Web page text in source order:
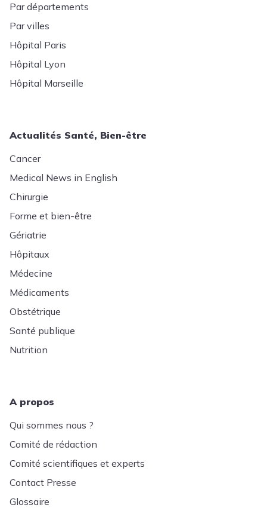
Par départements
Par villes
Hôpital Paris
Hôpital Lyon
Hôpital Marseille
Actualités Santé, Bien-être
Cancer
Medical News in English
Chirurgie
Forme et bien-être
Gériatrie
Hôpitaux
Médecine
Médicaments
Obstétrique
Santé publique
Nutrition
A propos
Qui sommes nous ?
Comité de rédaction
Comité scientifiques et experts
Contact Presse
Glossaire